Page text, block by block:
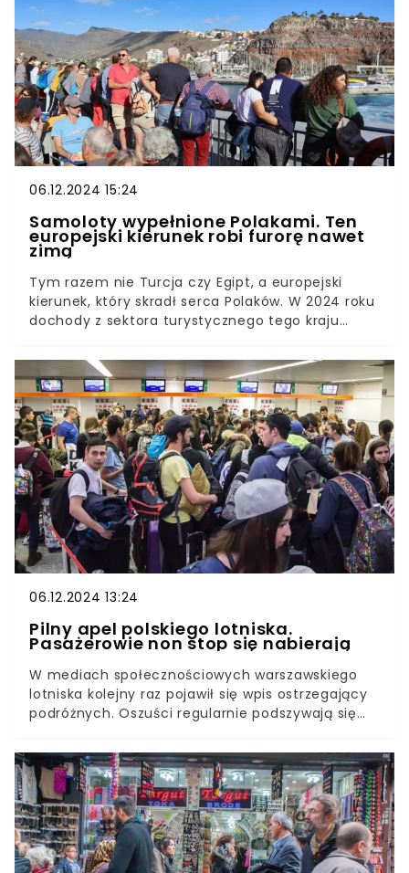
06.12.2024 15:24
Samoloty wypełnione Polakami. Ten
europejski kierunek robi furorę nawet
zimą
Tym razem nie Turcja czy Egipt, a europejski
kierunek, który skradł serca Polaków. W 2024 roku
dochody z sektora turystycznego tego kraju
kierunek całoroczny - mówi Marzena German z
Wakacje.pl, cytowana przez WP Turystykę.
06.12.2024 13:24
Pilny apel polskiego lotniska.
Pasażerowie non stop się nabierają
W mediach społecznościowych warszawskiego
lotniska kolejny raz pojawił się wpis ostrzegający
podróżnych. Oszuści regularnie podszywają się
zdają sobie sprawy. Co dokładnie powinno
wzbudzić nasze podejrzenia? Już wyjaśniamy.